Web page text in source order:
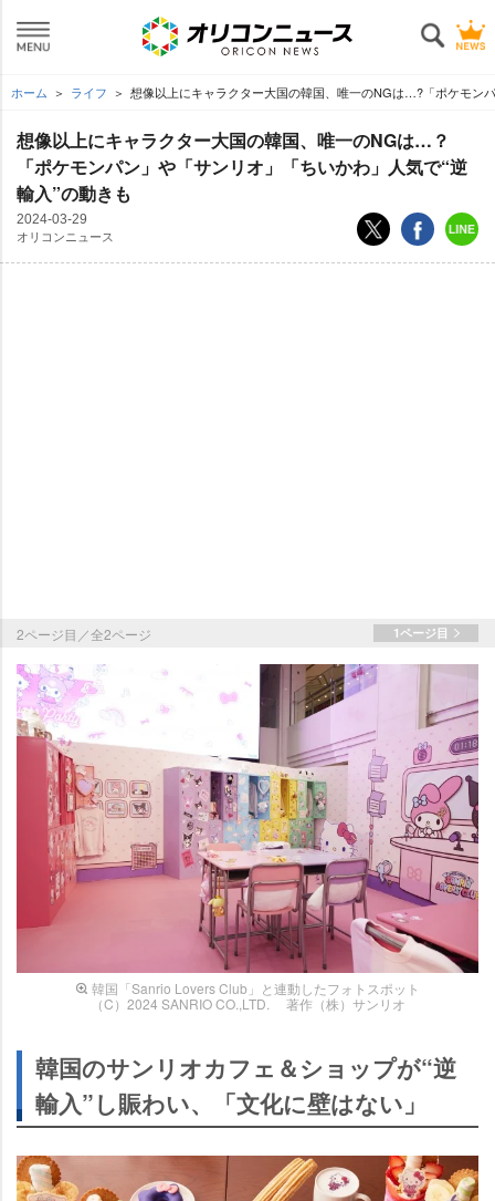
ホーム ライフ 想像以上にキャラクター大国の韓国、唯一のNGは…?「ポケモン
想像以上にキャラクター大国の韓国、唯一のNGは…？
「ポケモンパン」や「サンリオ」「ちいかわ」人気で“逆
輸入”の動きも
2024-03-29
オリコンニュース
2ページ目／全2ページ 1ページ目
韓国「Sanrio Lovers Club」と連動したフォトスポット
（C）2024 SANRIO CO.,LTD. 著作（株）サンリオ
韓国のサンリオカフェ＆ショップが“逆
輸入”し賑わい、「文化に壁はない」